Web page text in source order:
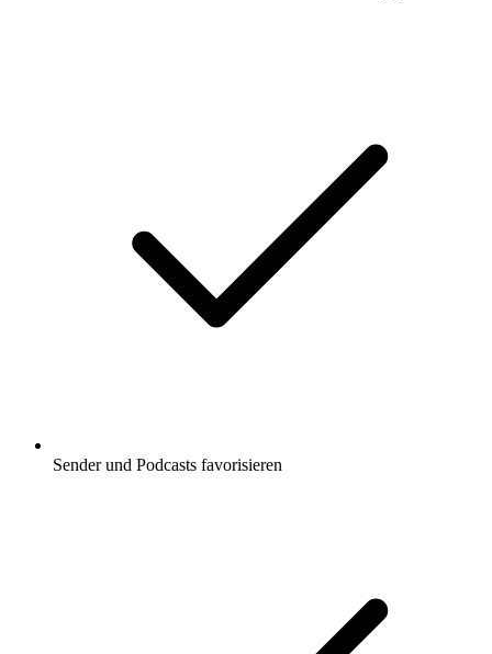
Sender und Podcasts favorisieren